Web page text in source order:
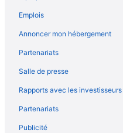
Emplois
Annoncer mon hébergement
Partenariats
Salle de presse
Rapports avec les investisseurs
Partenariats
Publicité